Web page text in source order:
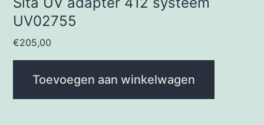
UV02755
€205,00
Toevoegen aan winkelwagen